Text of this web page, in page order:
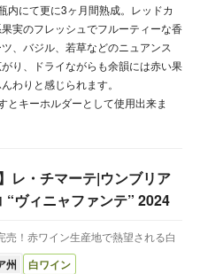
内にて更に3ヶ月間熟成。レッドカ
実のフレッシュでフルーティーな香
、バジル、若草などのニュアンス
り、ドライながらも余韻には赤い果
わりと感じられます。
とキーホルダーとして使用出来ま
レ・チマーテ|ウンブリア
“ヴィニャファンテ” 2024
売！赤ワイン生産地で熱望される白
州 白ワイン